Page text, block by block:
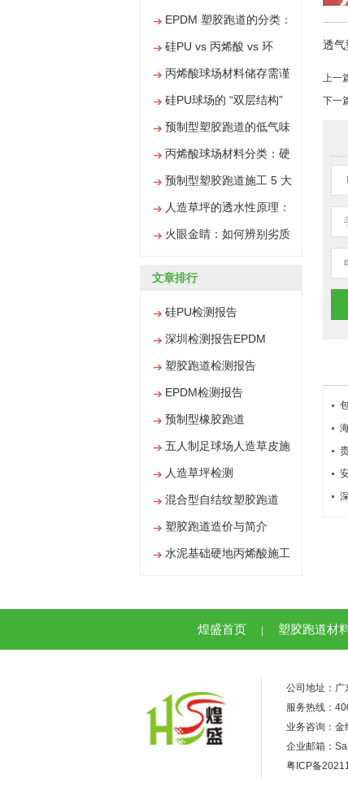
防水施工技巧
EPDM 塑胶跑道的分类：
彩色颗粒与普通颗粒有何
不同
硅PU vs 丙烯酸 vs 环
氧，三大球场材料区别全
解析
丙烯酸球场材料储存需谨
慎，搞错易变质
硅PU球场的 “双层结构”
优势，碾压传统球场材料
预制型塑胶跑道的低气味
优势，铺装后快速投入使
用
丙烯酸球场材料分类：硬
地型与弹性型的差异解析
预制型塑胶跑道施工 5 大
步骤，比传统跑道简单太
多
人造草坪的透水性原理：
雨天不积水的秘密
火眼金睛：如何辨别劣质
文章排行
硅PU检测报告
深圳检测报告EPDM
塑胶跑道检测报告
EPDM检测报告
预制型橡胶跑道
五人制足球场人造草皮施
工
人造草坪检测
混合型自结纹塑胶跑道
塑胶跑道造价与简介
水泥基础硬地丙烯酸施工
透
上一
下一
煌盛首页 塑胶跑道材
公司地址：广
服务热线：
业务咨询：金
企业邮箱：
粤ICP备